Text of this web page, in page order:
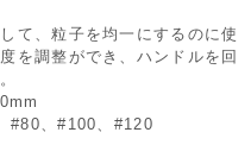
て、粒子を均一にするのに使
を調整ができ、ハンドルを回
#80、#100、#120